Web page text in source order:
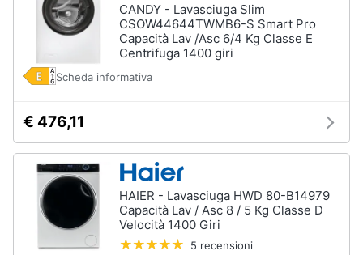
CANDY - Lavasciuga Slim
CSOW44644TWMB6-S Smart Pro
Capacità Lav /Asc 6/4 Kg Classe E
Centrifuga 1400 giri
Scheda informativa
€ 476,11
HAIER - Lavasciuga HWD 80-B14979
Capacità Lav / Asc 8 / 5 Kg Classe D
Velocità 1400 Giri
5 recensioni